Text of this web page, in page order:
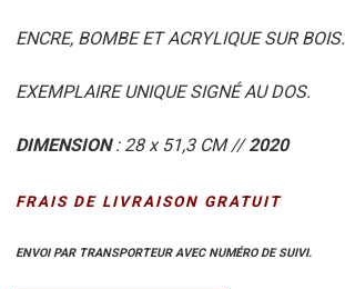
ENCRE, BOMBE ET ACRYLIQUE SUR BOIS.
EXEMPLAIRE UNIQUE SIGNÉ AU DOS.
DIMENSION: 28 x 51,3 CM //2020
FRAIS DE LIVRAISON GRATUIT
ENVOI PAR TRANSPORTEUR AVEC NUMÉRO DE SUIVI.